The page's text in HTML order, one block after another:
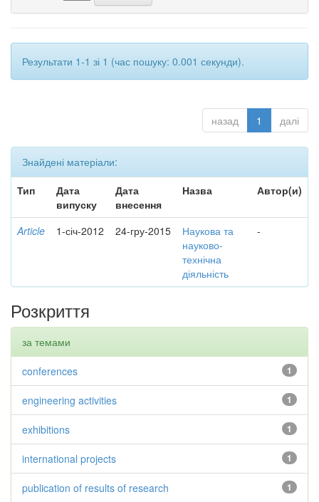
Результати 1-1 зі 1 (час пошуку: 0.001 секунди).
назад 1 далі
Знайдені матеріали:
Тип
Дата
випуску
Дата
внесення
Назва Автор(и)
Article 1-січ-2012 24-гру-2015
Наукова та
науково-
технічна
діяльність
-
Розкриття
за темами
1
conferences
1
engineering activities
1
exhibitions
1
international projects
1
publication of results of research